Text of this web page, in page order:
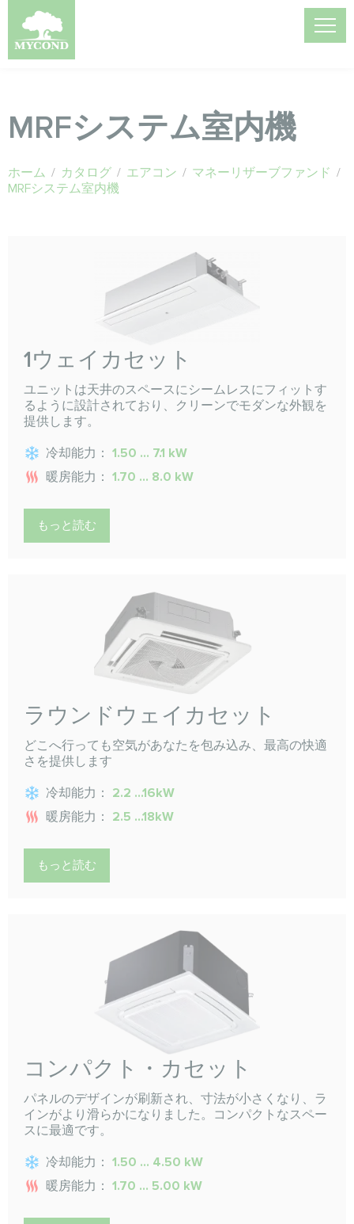
MRFシステム室内機
ホーム / カタログ / エアコン / マネーリザーブファンド /
MRFシステム室内機
1ウェイカセット
ユニットは天井のスペースにシームレスにフィットす
るように設計されており、クリーンでモダンな外観を
提供します。
冷却能力： 1.50 ... 7.1 kW
暖房能力： 1.70 ... 8.0 kW
もっと読む
ラウンドウェイカセット
どこへ行っても空気があなたを包み込み、最高の快適
さを提供します
冷却能力： 2.2 ...16kW
暖房能力： 2.5 ...18kW
もっと読む
コンパクト・カセット
パネルのデザインが刷新され、寸法が小さくなり、ラ
インがより滑らかになりました。コンパクトなスペー
スに最適です。
冷却能力： 1.50 ... 4.50 kW
暖房能力： 1.70 ... 5.00 kW